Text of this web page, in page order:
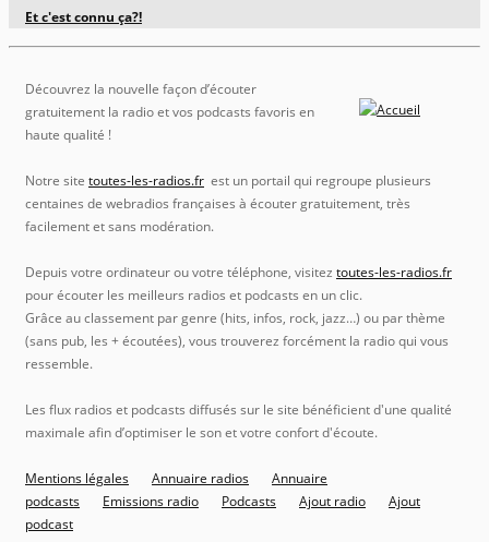
Et c'est connu ça?!
Découvrez la nouvelle façon d’écouter
gratuitement la radio et vos podcasts favoris en
haute qualité !
Notre site toutes-les-radios.fr est un portail qui regroupe plusieurs
centaines de webradios françaises à écouter gratuitement, très
facilement et sans modération.
Depuis votre ordinateur ou votre téléphone, visitez toutes-les-radios.fr
pour écouter les meilleurs radios et podcasts en un clic.
Grâce au classement par genre (hits, infos, rock, jazz…) ou par thème
(sans pub, les + écoutées), vous trouverez forcément la radio qui vous
ressemble.
Les flux radios et podcasts diffusés sur le site bénéficient d'une qualité
maximale afin d’optimiser le son et votre confort d'écoute.
Mentions légales Annuaire radios
Annuaire
podcasts
Emissions radio Podcasts Ajout radio
Ajout
podcast